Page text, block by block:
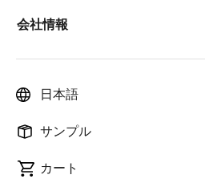
会社情報
日本語
サンプル
カート